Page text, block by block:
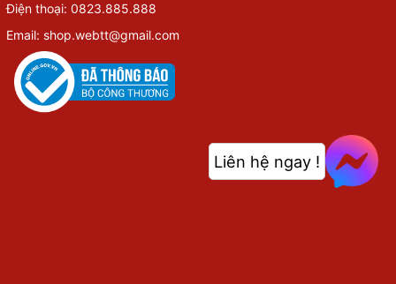
Điện thoại: 0823.885.888
Email: shop.webtt@gmail.com
Liên hệ ngay !